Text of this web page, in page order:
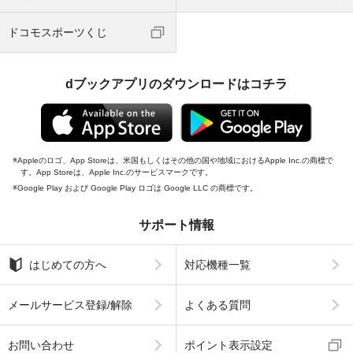
ドコモスポーツくじ
dブックアプリのダウンロードはコチラ
Appleのロゴ、App Storeは、米国もしくはその他の国や地域におけるApple Inc.の商標で
す。App Storeは、Apple Inc.のサービスマークです。
Google Play および Google Play ロゴは Google LLC の商標です。
サポート情報
はじめての方へ 対応機種一覧
メールサービス登録/解除 よくある質問
お問い合わせ ポイント表示設定